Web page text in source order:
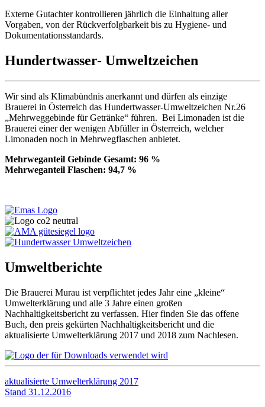
Externe Gutachter kontrollieren jährlich die Einhaltung aller
Vorgaben, von der Rückverfolgbarkeit bis zu Hygiene- und
Dokumentationsstandards.
Hundertwasser- Umweltzeichen
Wir sind als Klimabündnis anerkannt und dürfen als einzige
Brauerei in Österreich das Hundertwasser-Umweltzeichen Nr.26
„Mehrweggebinde für Getränke“ führen. Bei Limonaden ist die
Brauerei einer der wenigen Abfüller in Österreich, welcher
Limonaden noch in Mehrwegflaschen anbietet.
Mehrweganteil Gebinde Gesamt: 96 %
Mehrweganteil Flaschen: 94,7 %
Umweltberichte
Die Brauerei Murau ist verpflichtet jedes Jahr eine „kleine“
Umwelterklärung und alle 3 Jahre einen großen
Nachhaltigkeitsbericht zu verfassen. Hier finden Sie das offene
Buch, den preis gekürten Nachhaltigkeitsbericht und die
aktualisierte Umwelterklärung 2017 und 2018 zum Nachlesen.
aktualisierte Umwelterklärung 2017
Stand 31.12.2016